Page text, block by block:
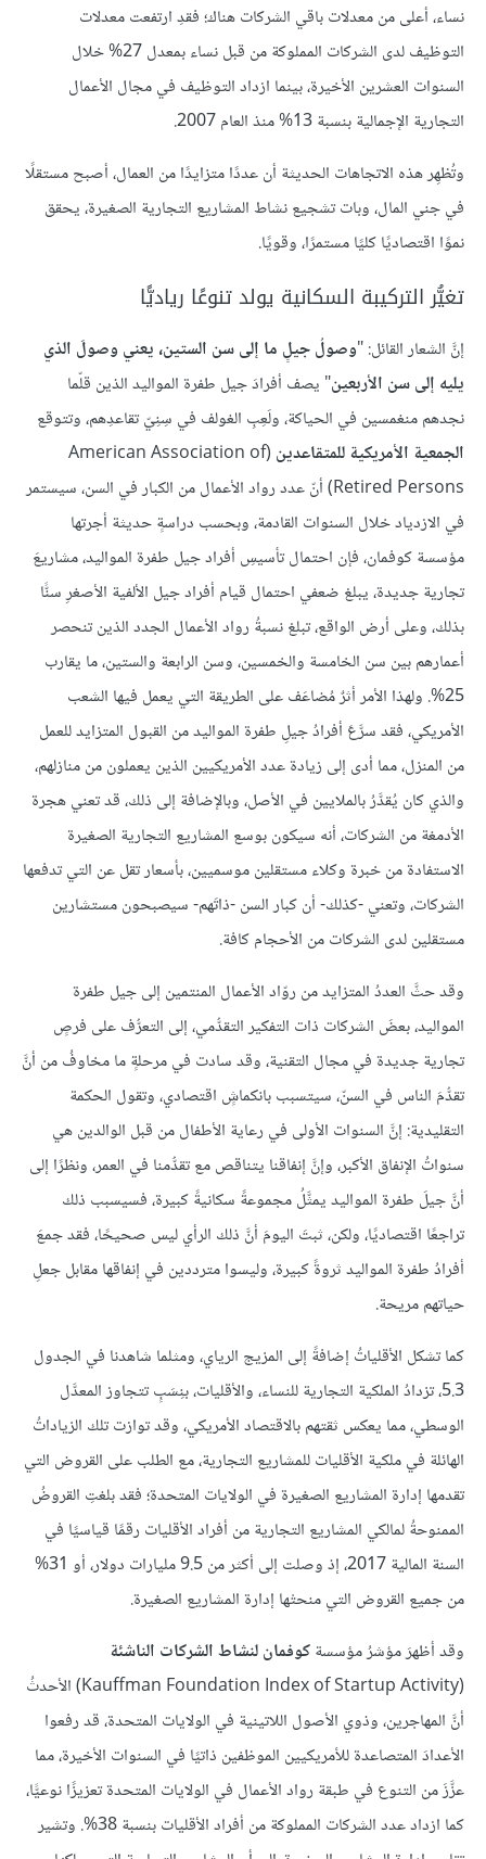
نساء، أعلى من معدلات باقي الشركات هناك؛ فقدِ ارتفعت معدلات
التوظيف لدى الشركات المملوكة من قبل نساء بمعدل 27% خلال
السنوات العشرين الأخيرة، بينما ازداد التوظيف في مجال الأعمال
التجارية الإجمالية بنسبة 13% منذ العام 2007.
وتُظهِر هذه الاتجاهات الحديثة أن عددًا متزايدًا من العمال، أصبح مستقلًا
في جني المال، وبات تشجيع نشاط المشاريع التجارية الصغيرة، يحقق
نموًا اقتصاديًا كليًا مستمرًا، وقويًا.
تغيُّر التركيبة السكانية يولد تنوعًا رياديًّا
إنَّ الشعار القائل: "وصولُ جيلٍ ما إلى سن الستين، يعني وصولَ الذي
يليه إلى سن الأربعين" يصف أفرادَ جيل طفرة المواليد الذين قلّما
نجدهم منغمسين في الحياكة، ولَعِبِ الغولف في سِنِيّ تقاعدِهم، وتتوقع
الجمعية الأمريكية للمتقاعدين (American Association of
Retired Persons) أنّ عدد رواد الأعمال من الكبار في السن، سيستمر
في الازدياد خلال السنوات القادمة، وبحسب دراسةٍ حديثة أجرتها
مؤسسة كوفمان، فإن احتمال تأسيسِ أفراد جيل طفرة المواليد، مشاريعَ
تجارية جديدة، يبلغ ضعفي احتمال قيام أفراد جيل الألفية الأصغرِ سنًّا
بذلك، وعلى أرض الواقع، تبلغ نسبةُ رواد الأعمال الجدد الذين تنحصر
أعمارهم بين سن الخامسة والخمسين، وسن الرابعة والستين، ما يقارب
25%. ولهذا الأمر أثرٌ مُضاعَف على الطريقة التي يعمل فيها الشعب
الأمريكي، فقد سرَّعَ أفرادُ جيلِ طفرة المواليد من القبول المتزايد للعمل
من المنزل، مما أدى إلى زيادة عدد الأمريكيين الذين يعملون من منازلهم،
والذي كان يُقدَّرُ بالملايين في الأصل، وبالإضافة إلى ذلك، قد تعني هجرة
الأدمغة من الشركات، أنه سيكون بوسع المشاريع التجارية الصغيرة
الاستفادة من خبرة وكلاء مستقلين موسميين، بأسعار تقل عن التي تدفعها
الشركات، وتعني -كذلك- أن كبار السن -ذاتَهم- سيصبحون مستشارين
مستقلين لدى الشركات من الأحجام كافة.
وقد حثَّ العددُ المتزايد من روّاد الأعمال المنتمين إلى جيل طفرة
المواليد، بعضَ الشركات ذات التفكير التقدُّمي، إلى التعرُّف على فرصٍ
تجارية جديدة في مجال التقنية، وقد سادت في مرحلةٍ ما مخاوفُ من أنَّ
تقدُّمَ الناس في السنّ، سيتسبب بانكماشٍ اقتصادي، وتقول الحكمة
التقليدية: إنَّ السنوات الأولى في رعاية الأطفال من قبل الوالدين هي
سنواتُ الإنفاق الأكبر، وإنَّ إنفاقنا يتناقص مع تقدُّمنا في العمر، ونظرًا إلى
أنَّ جيلَ طفرة المواليد يمثَّلُ مجموعةً سكانيةً كبيرة، فسيسبب ذلك
تراجعًا اقتصاديًا، ولكن، ثبتَ اليومَ أنَّ ذلك الرأي ليس صحيحًا، فقد جمعَ
أفرادُ طفرة المواليد ثروةً كبيرة، وليسوا مترددين في إنفاقها مقابل جعلِ
حياتهم مريحة.
كما تشكل الأقلياتُ إضافةً إلى المزيج الرياي، ومثلما شاهدنا في الجدول
5.3، تزدادُ الملكية التجارية للنساء، والأقليات، بنِسَبٍ تتجاوز المعدَّل
الوسطي، مما يعكس ثقتهم بالاقتصاد الأمريكي، وقد توازت تلك الزياداتُ
الهائلة في ملكية الأقليات للمشاريع التجارية، مع الطلب على القروض التي
تقدمها إدارة المشاريع الصغيرة في الولايات المتحدة؛ فقد بلغتِ القروضُ
الممنوحةُ لمالكي المشاريع التجارية من أفراد الأقليات رقمًا قياسيًا في
السنة المالية 2017، إذ وصلت إلى أكثر من 9.5 مليارات دولار، أو 31%
من جميع القروض التي منحتْها إدارة المشاريع الصغيرة.
وقد أظهرَ مؤشرُ مؤسسةكوفمان لنشاط الشركات الناشئة
(Kauffman Foundation Index of Startup Activity) الأحدثُ
أنَّ المهاجرين، وذوي الأصول اللاتينية في الولايات المتحدة، قد رفعوا
الأعدادَ المتصاعدة للأمريكيين الموظفين ذاتيًا في السنوات الأخيرة، مما
عزَّزَ من التنوع في طبقة رواد الأعمال في الولايات المتحدة تعزيزًا نوعيًّا،
كما ازداد عدد الشركات المملوكة من أفراد الأقليات بنسبة 38%. وتشير